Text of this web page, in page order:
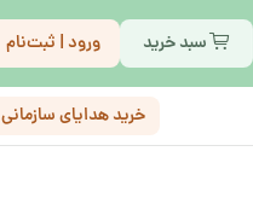
سبد خرید ورود | ثبت‌نام
خرید هدایای سازمانی